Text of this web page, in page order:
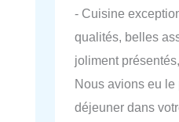
- Cuisine
qualités, belles
joliment
Nous avions eu le
déjeuner dans